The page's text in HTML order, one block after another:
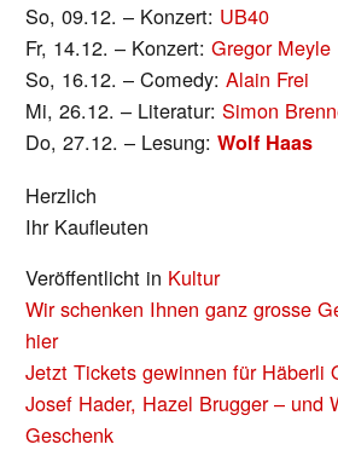
So, 09.12. – Konzert: UB40
Fr, 14.12. – Konzert:Gregor Meyle
So, 16.12. – Comedy:Alain Frei
Mi, 26.12. – Literatur:Simon
Do, 27.12. – Lesung:Wolf Haas
Herzlich
Ihr Kaufleuten
Veröffentlicht in Kultur
BEITRAGS-
NAVIGATION
Wir schenken Ihnen ganz grosse
hier
Jetzt Tickets gewinnen für Häberli
Josef Hader, Hazel Brugger – und
Geschenk